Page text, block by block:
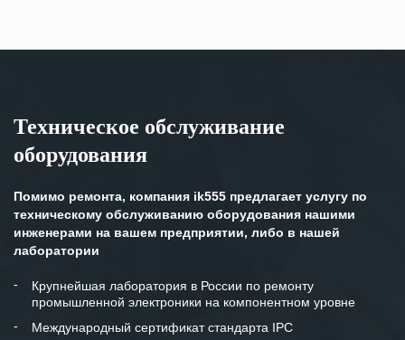
Техническое обслуживание
оборудования
Помимо ремонта, компания ik555 предлагает услугу по
техническому обслуживанию оборудования нашими
инженерами на вашем предприятии, либо в нашей
лаборатории
Крупнейшая лаборатория в России по ремонту
промышленной электроники на компонентном уровне
Международный сертификат стандарта IPC